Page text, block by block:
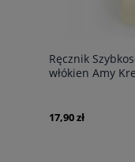
Ręcznik
włókien Amy
17,90 zł